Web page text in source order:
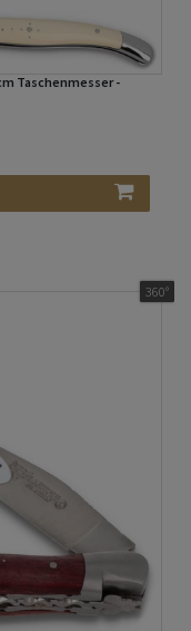
Taschenmesser -
360°